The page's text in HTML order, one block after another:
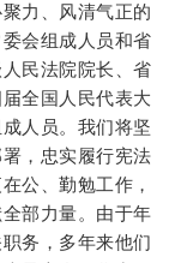
力、风清气正的
会组成人员和省
民法院院长、省
全国人民代表大
人员。我们将坚
，忠实履行宪法
公、勤勉工作，
部力量。由于年
务，多年来他们